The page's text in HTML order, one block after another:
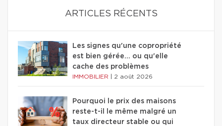
ARTICLES RÉCENTS
Les signes qu'une copropriété
est bien gérée… ou qu'elle
cache des problèmes
IMMOBILIER 2 août 2026
Pourquoi le prix des maisons
reste-t-il le même malgré un
taux directeur stable ou qui